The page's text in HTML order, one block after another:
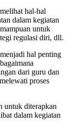
hal-hal
dalam kegiatan
untuk
regulasi diri, dll.
hal penting
dari guru dan
proses
untuk diterapkan
dalam kegiatan